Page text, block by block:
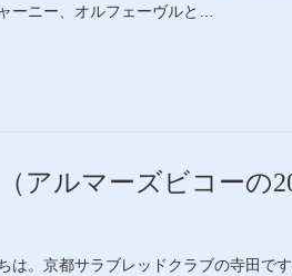
ーニー、オルフェーヴルと…
アルマーズビコーの
は。京都サラブレッドクラブの寺田で